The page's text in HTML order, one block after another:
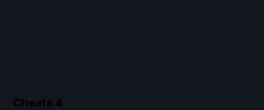
Cheats 4